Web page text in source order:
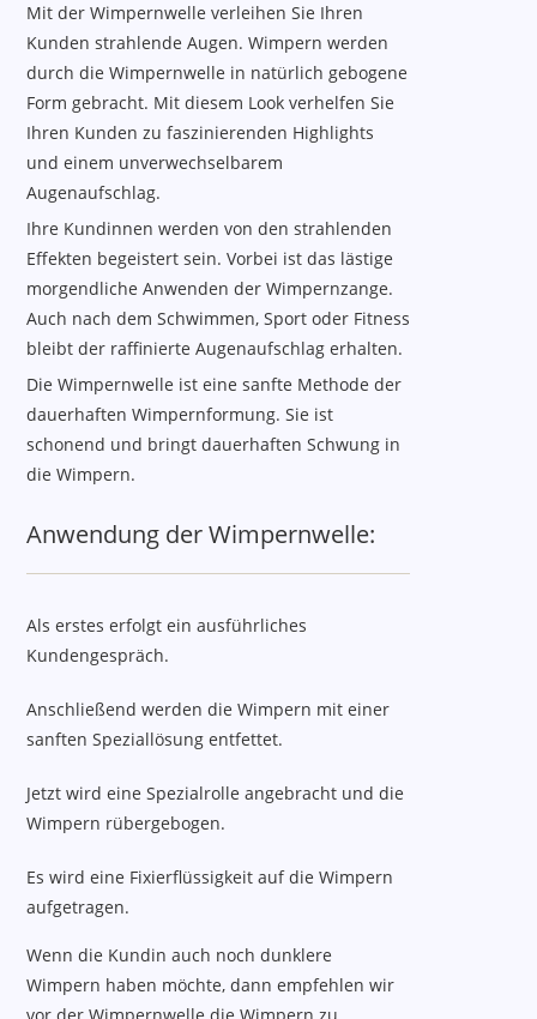
Mit der Wimpernwelle verleihen Sie Ihren
Kunden strahlende Augen. Wimpern werden
durch die Wimpernwelle in natürlich gebogene
Form gebracht. Mit diesem Look verhelfen Sie
Ihren Kunden zu faszinierenden Highlights
und einem unverwechselbarem
Augenaufschlag.
Ihre Kundinnen werden von den strahlenden
Effekten begeistert sein. Vorbei ist das lästige
morgendliche Anwenden der Wimpernzange.
Auch nach dem Schwimmen, Sport oder Fitness
bleibt der raffinierte Augenaufschlag erhalten.
Die Wimpernwelle ist eine sanfte Methode der
dauerhaften Wimpernformung. Sie ist
schonend und bringt dauerhaften Schwung in
die Wimpern.
Anwendung der Wimpernwelle:
Als erstes erfolgt ein ausführliches
Kundengespräch.
Anschließend werden die Wimpern mit einer
sanften Speziallösung entfettet.
Jetzt wird eine Spezialrolle angebracht und die
Wimpern rübergebogen.
Es wird eine Fixierflüssigkeit auf die Wimpern
aufgetragen.
Wenn die Kundin auch noch dunklere
Wimpern haben möchte, dann empfehlen wir